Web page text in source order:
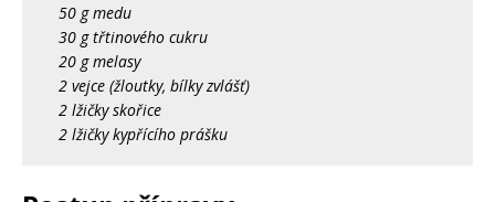
50 g medu
30 g třtinového cukru
20 g melasy
2 vejce (žloutky, bílky zvlášť)
2 lžičky skořice
2 lžičky kypřícího prášku